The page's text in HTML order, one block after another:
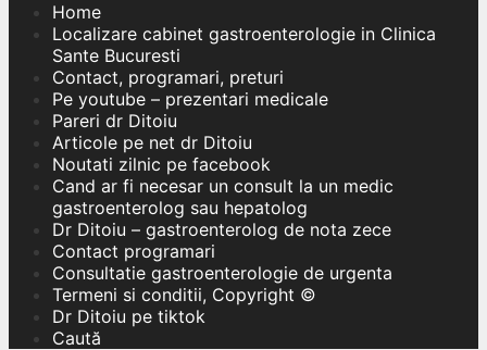
Home
Localizare cabinet gastroenterologie in Clinica
Sante Bucuresti
Contact, programari, preturi
Pe youtube – prezentari medicale
Pareri dr Ditoiu
Articole pe net dr Ditoiu
Noutati zilnic pe facebook
Cand ar fi necesar un consult la un medic
gastroenterolog sau hepatolog
Dr Ditoiu – gastroenterolog de nota zece
Contact programari
Consultatie gastroenterologie de urgenta
Termeni si conditii, Copyright ©
Dr Ditoiu pe tiktok
Caută